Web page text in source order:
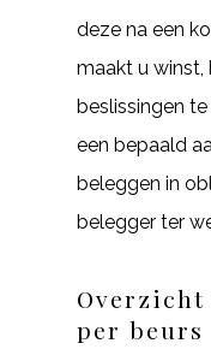
deze na een
maakt u
beslissingen
een bepaald
beleggen in
belegger ter
Overzicht
per beurs